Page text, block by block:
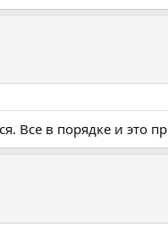
Все в порядке и это